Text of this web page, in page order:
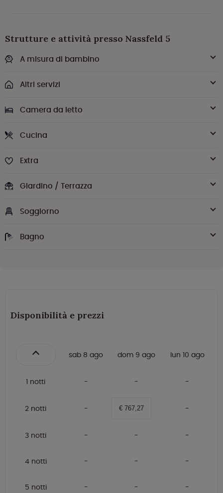
Strutture e attività presso Nassfeld 5
A misura di bambino
Altri servizi
Camera da letto
Cucina
Extra
Giardino / Terrazza
Soggiorno
Bagno
Disponibilità e prezzi
sab 8 ago dom 9 ago lun 10 ago
1 notti
2 notti € 767,27
3 notti
4 notti
5 notti